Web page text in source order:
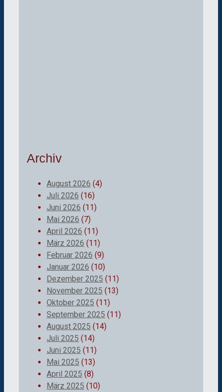
Archiv
August 2026 (4)
Juli 2026 (16)
Juni 2026 (11)
Mai 2026 (7)
April 2026 (11)
März 2026 (11)
Februar 2026 (9)
Januar 2026 (10)
Dezember 2025 (11)
November 2025 (13)
Oktober 2025 (11)
September 2025 (11)
August 2025 (14)
Juli 2025 (14)
Juni 2025 (11)
Mai 2025 (13)
April 2025 (8)
März 2025 (10)